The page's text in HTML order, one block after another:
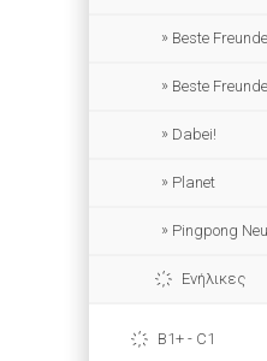
Beste
Beste Freunde
Dabei!
Planet
Pingpong Neu
Ενήλικες
B1+ - C1